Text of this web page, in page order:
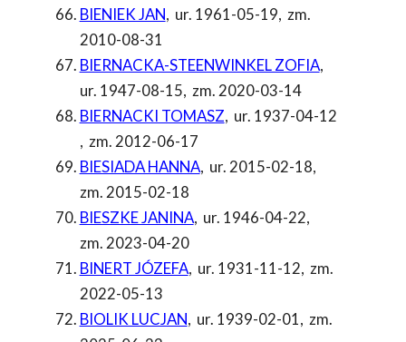
BIENIEK JAN, ur. 1961-05-19, zm.
2010-08-31
BIERNACKA-STEENWINKEL ZOFIA,
ur. 1947-08-15, zm. 2020-03-14
BIERNACKI TOMASZ, ur. 1937-04-12
, zm. 2012-06-17
BIESIADA HANNA, ur. 2015-02-18,
zm. 2015-02-18
BIESZKE JANINA, ur. 1946-04-22,
zm. 2023-04-20
BINERT JÓZEFA, ur. 1931-11-12, zm.
2022-05-13
BIOLIK LUCJAN, ur. 1939-02-01, zm.